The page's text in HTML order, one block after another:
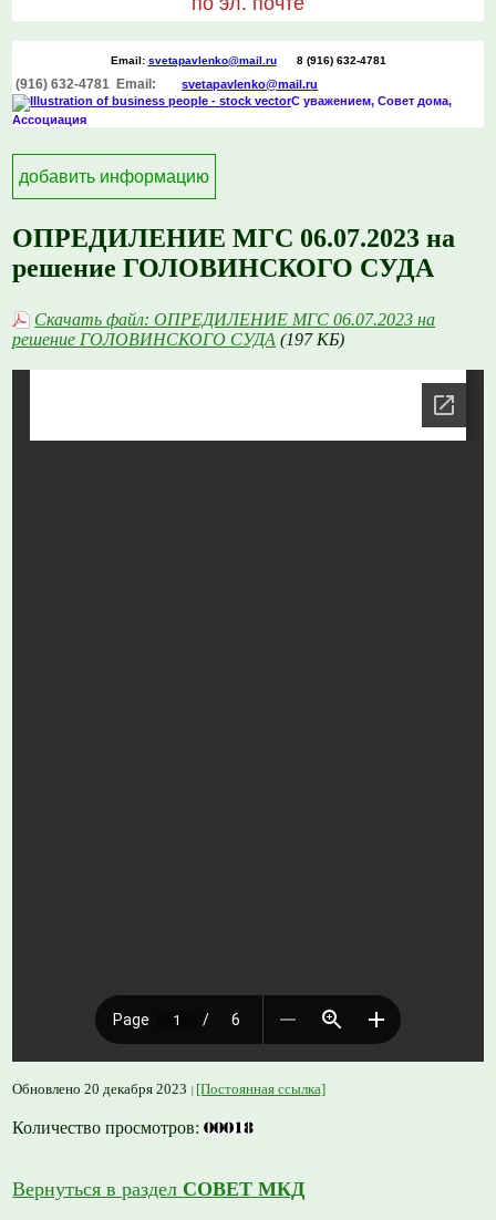
Email: svetapavlenko@mail.ru 8 (916) 632-4781
(916) 632-4781 Email: svetapavlenko@mail.ru
С уважением, Совет дома,
Ассоциация
добавить информацию
ОПРЕДИЛЕНИЕ МГС 06.07.2023 на
решение ГОЛОВИНСКОГО СУДА
Скачать файл: ОПРЕДИЛЕНИЕ МГС 06.07.2023 на
решение ГОЛОВИНСКОГО СУДА (197 КБ)
Обновлено 20 декабря 2023 [Постоянная ссылка]
Количество просмотров:
Вернуться в раздел СОВЕТ МКД